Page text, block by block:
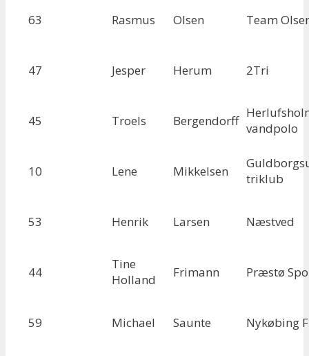
63 Rasmus Olsen Team
47 Jesper Herum 2Tri
45 Troels Bergendorff vandpolo
10 Lene Mikkelsen
triklub
53 Henrik Larsen Næstved
44
Tine
Holland
Frimann Præstø
59 Michael Saunte Nykøbing F